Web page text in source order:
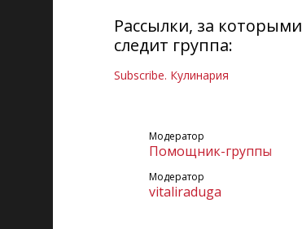
Рассылки, за которыми
следит группа:
Subscribe. Кулинария
Модератор
Помощник-группы
Модератор
vitaliraduga